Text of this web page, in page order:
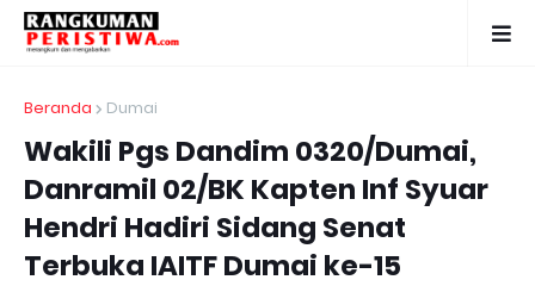
Beranda Dumai
Wakili Pgs Dandim 0320/Dumai,
Danramil 02/BK Kapten Inf Syuar
Hendri Hadiri Sidang Senat
Terbuka IAITF Dumai ke-15